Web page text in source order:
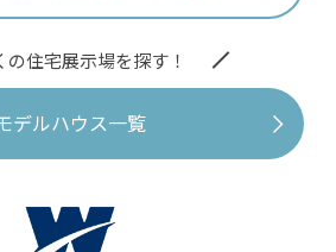
の住宅展示場を探す！
デルハウス一覧